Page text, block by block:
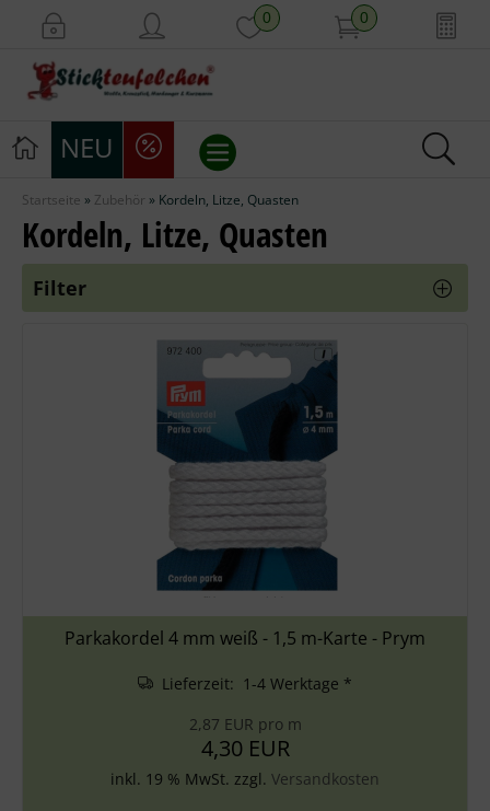
0 0
NEU
Stickvorlagen
Stickpackungen
Startseite » Zubehör » Kordeln, Litze, Quasten
Kordeln, Litze, Quasten
Filter
Parkakordel 4 mm weiß - 1,5 m-Karte - Prym
Lieferzeit: 1-4 Werktage *
2,87 EUR pro m
4,30 EUR
inkl. 19 % MwSt. zzgl. Versandkosten